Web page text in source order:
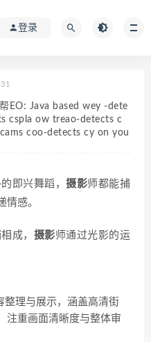
登录
EO: Java based wey -dete
cspla ow treao-detects c
coo-detects cy on you
即兴舞蹈，摄影师都能捕
情感。
成， 摄影师通过光影的运
整理与展示，涵盖高清街
注重画面清晰度与整体审